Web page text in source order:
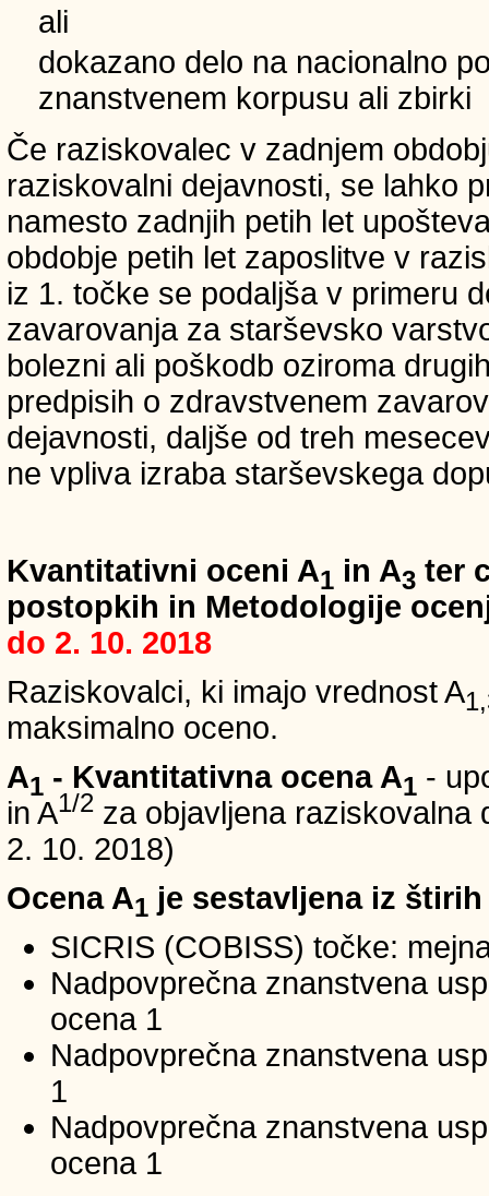
ali
dokazano delo na nacionalno
znanstvenem korpusu ali zbirki
Če raziskovalec v zadnjem
raziskovalni dejavnosti, se lahko
namesto zadnjih petih let
obdobje petih let zaposlitve v
iz 1. točke se podaljša v primeru
zavarovanja za starševsko
bolezni ali poškodb oziroma
predpisih o zdravstvenem
dejavnosti, daljše od treh
ne vpliva izraba starševskega
Kvantitativni oceni A1 in A3 ter
postopkih in Metodologije
do 2. 10. 2018
Raziskovalci, ki imajo vrednost A
maksimalno oceno.
A1 - Kvantitativna ocena A1 -
in A1/2 za objavljena raziskovalna
2. 10. 2018)
Ocena A1 je sestavljena iz
SICRIS (COBISS) točke:
Nadpovprečna znanstvena
ocena 1
Nadpovprečna znanstvena
1
Nadpovprečna znanstvena
ocena 1